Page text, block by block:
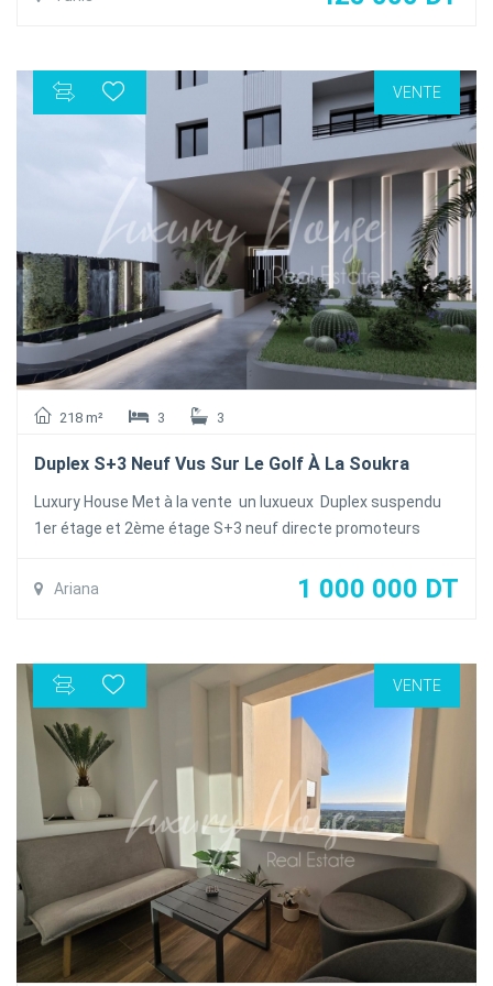
équipée avec séchoir
La partie nuit abritée deux chambres à coucher avec
dressing partageant une salle de bain commune
l'appartement est dotée de la climatisation en Split et du
chauffage central et une place de parking au sous sol , Titre
VENTE
218 m² 3 3
Duplex S+3 Neuf Vus Sur Le Golf À La Soukra
Luxury House Met à la vente un luxueux Duplex suspendu
1er étage et 2ème étage S+3 neuf directe promoteurs
résidence calme et sécurisé à la Soukra
manger , une salle d'eau invités , une cuisine bien équipée
A l'étage : trois suite avec dressing et salle de bain ouvrant
sur un balcon
Le Duplex est doté de la climatisation en Split et du
chauffage central et une place de parking au sous-sol
Remise des clés fin septembre
Ariana 1 000 000 DT
VENTE